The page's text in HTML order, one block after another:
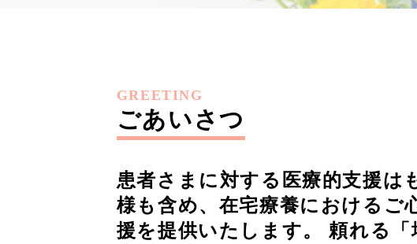
GREETING
ごあいさつ
患者さまに対する医療的支援は
様も含め、在宅療養におけるご
援を提供いたします。 頼れる